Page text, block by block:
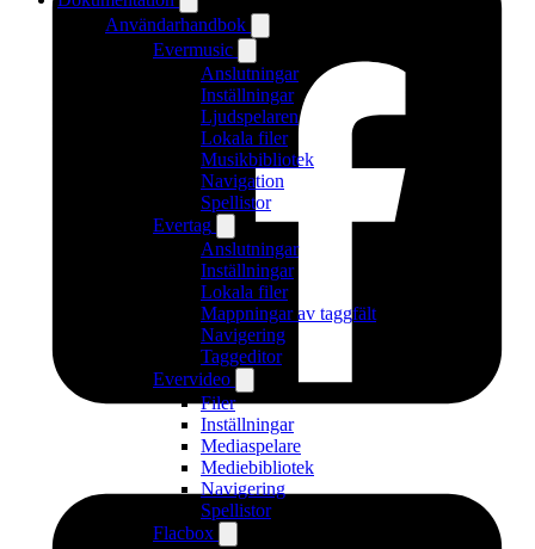
Användarhandbok
Evermusic
Anslutningar
Inställningar
Ljudspelaren
Lokala filer
Musikbibliotek
Navigation
Spellistor
Evertag
Anslutningar
Inställningar
Lokala filer
Mappningar av taggfält
Navigering
Taggeditor
Evervideo
Filer
Inställningar
Mediaspelare
Mediebibliotek
Navigering
Spellistor
Flacbox